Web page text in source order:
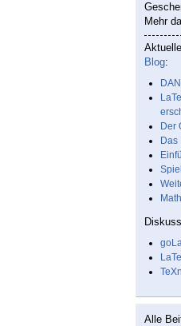
Mehr
Blog:
Der
Das
Alle